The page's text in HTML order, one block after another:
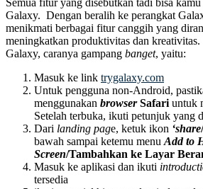
Semua fitur yang disebutkan tadi bisa
Galaxy. Dengan beralih ke perangkat
menikmati berbagai fitur canggih yang
meningkatkan produktivitas dan
Galaxy, caranya gampang banget, yaitu:
Masuk ke link trygalaxy.com
Untuk pengguna non-Android,
menggunakan browserSafariuntuk
Setelah terbuka, ikuti petunjuk yang
Dari landing page, ketuk ikon ‘share
bawah sampai ketemu menuAdd to
Screen/Tambahkan ke Layar
Masuk ke aplikasi dan ikuti
tersedia